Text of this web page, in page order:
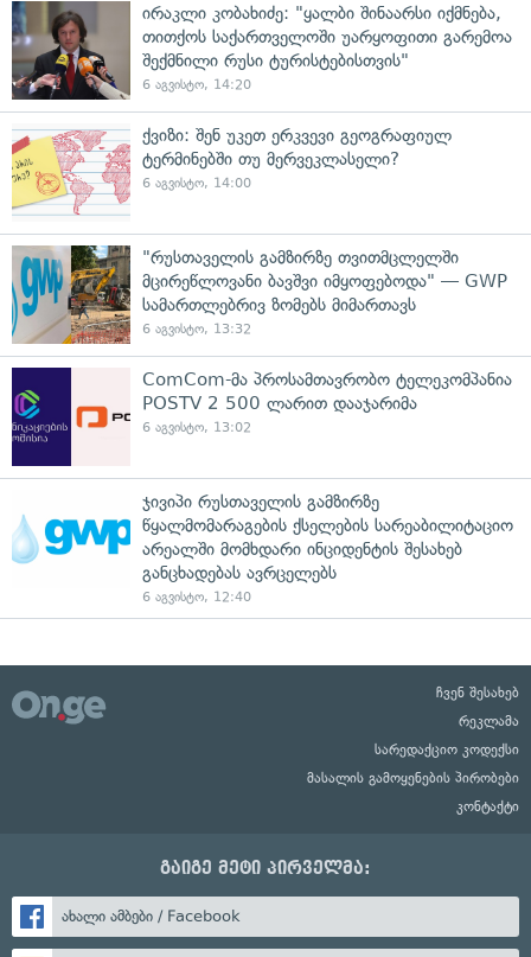
ირაკლი კობახიძე: "ყალბი შინაარსი იქმნება,
თითქოს საქართველოში უარყოფითი გარემოა
შექმნილი რუსი ტურისტებისთვის"
6 აგვისტო, 14:20
ქვიზი: შენ უკეთ ერკვევი გეოგრაფიულ
ტერმინებში თუ მერვეკლასელი?
6 აგვისტო, 14:00
"რუსთაველის გამზირზე თვითმცლელში
მცირეწლოვანი ბავშვი იმყოფებოდა" — GWP
სამართლებრივ ზომებს მიმართავს
6 აგვისტო, 13:32
ComCom-მა პროსამთავრობო ტელეკომპანია
POSTV 2 500 ლარით დააჯარიმა
6 აგვისტო, 13:02
ჯივიპი რუსთაველის გამზირზე
წყალმომარაგების ქსელების სარეაბილიტაციო
არეალში მომხდარი ინციდენტის შესახებ
განცხადებას ავრცელებს
6 აგვისტო, 12:40
ჩვენ შესახებ
რეკლამა
სარედაქციო კოდექსი
მასალის გამოყენების პირობები
კონტაქტი
გაიგე მეტი პირველმა:
ახალი ამბები / Facebook